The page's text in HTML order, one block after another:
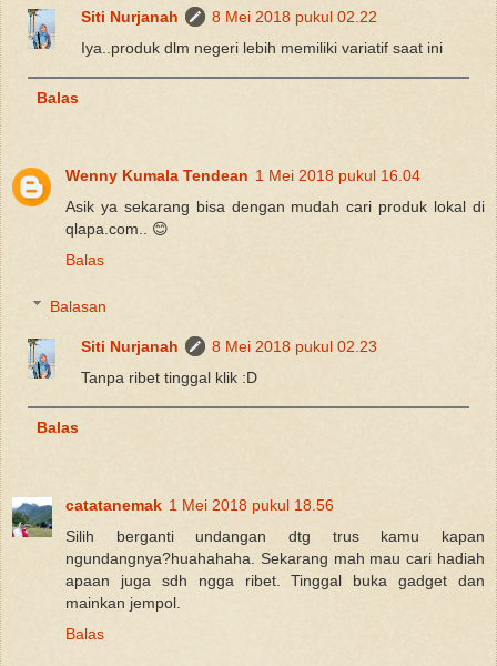
Siti Nurjanah
8 Mei 2018 pukul 02.22
Iya..produk dlm negeri lebih memiliki variatif saat ini
Balas
Wenny Kumala Tendean 1 Mei 2018 pukul 16.04
Asik ya sekarang bisa dengan mudah cari produk lokal di
qlapa.com.. 😊
Balas
Balasan
Siti Nurjanah
8 Mei 2018 pukul 02.23
Tanpa ribet tinggal klik :D
Balas
catatanemak 1 Mei 2018 pukul 18.56
Silih berganti undangan dtg trus kamu kapan
ngundangnya?huahahaha. Sekarang mah mau cari hadiah
apaan juga sdh ngga ribet. Tinggal buka gadget dan
mainkan jempol.
Balas